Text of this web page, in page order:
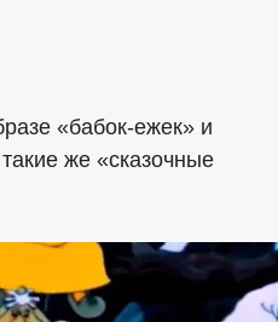
«бабок-ежек» и
же «сказочные